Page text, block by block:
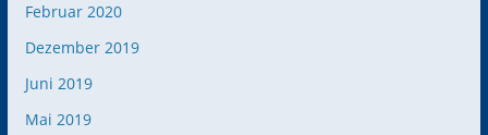
Februar 2020
Dezember 2019
Juni 2019
Mai 2019